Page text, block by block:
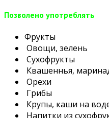
Позволено употреблять
Фрукты
Овощи, зелень
Сухофрукты
Квашеннья,
Орехи
Грибы
Крупы, каши на
Напитки из